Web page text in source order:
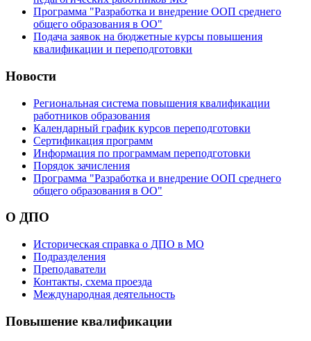
Программа "Разработка и внедрение ООП среднего
общего образования в ОО"
Подача заявок на бюджетные курсы повышения
квалификации и переподготовки
Новости
Региональная система повышения квалификации
работников образования
Календарный график курсов переподготовки
Сертификация программ
Информация по программам переподготовки
Порядок зачисления
Программа "Разработка и внедрение ООП среднего
общего образования в ОО"
О ДПО
Историческая справка о ДПО в МО
Подразделения
Преподаватели
Контакты, схема проезда
Международная деятельность
Повышение квалификации